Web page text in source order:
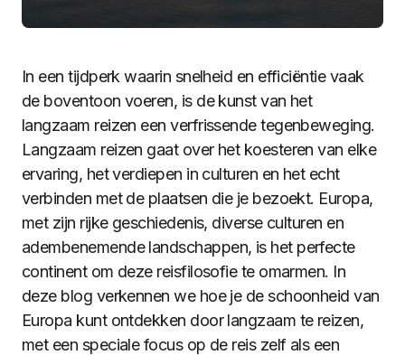
In een tijdperk waarin snelheid en efficiëntie vaak
de boventoon voeren, is de kunst van het
langzaam reizen een verfrissende tegenbeweging.
Langzaam reizen gaat over het koesteren van elke
ervaring, het verdiepen in culturen en het echt
verbinden met de plaatsen die je bezoekt. Europa,
met zijn rijke geschiedenis, diverse culturen en
adembenemende landschappen, is het perfecte
continent om deze reisfilosofie te omarmen. In
deze blog verkennen we hoe je de schoonheid van
Europa kunt ontdekken door langzaam te reizen,
met een speciale focus op de reis zelf als een